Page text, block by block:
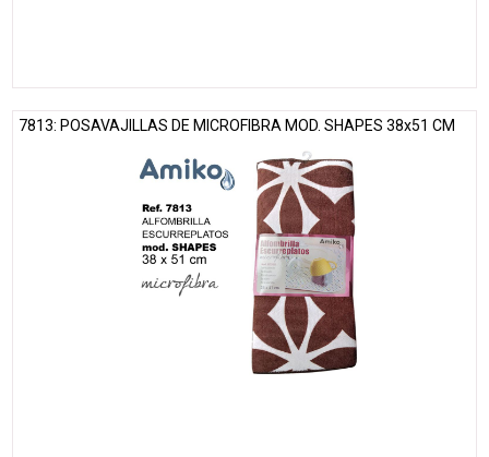
7813: POSAVAJILLAS DE MICROFIBRA MOD. SHAPES 38x51 CM